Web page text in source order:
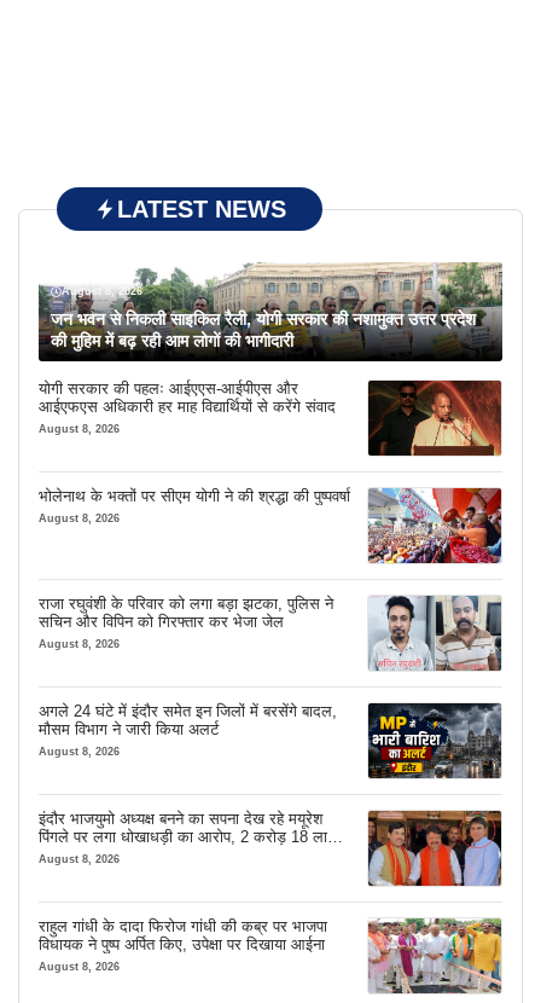
LATEST NEWS
August 8, 2026
जन भवन से निकली साइकिल रैली, योगी सरकार की नशामुक्त उत्तर प्रदेश
की मुहिम में बढ़ रही आम लोगों की भागीदारी
योगी सरकार की पहलः आईएएस-आईपीएस और
आईएफएस अधिकारी हर माह विद्यार्थियों से करेंगे संवाद
August 8, 2026
भोलेनाथ के भक्तों पर सीएम योगी ने की श्रद्धा की पुष्पवर्षा
August 8, 2026
राजा रघुवंशी के परिवार को लगा बड़ा झटका, पुलिस ने
सचिन और विपिन को गिरफ्तार कर भेजा जेल
August 8, 2026
अगले 24 घंटे में इंदौर समेत इन जिलों में बरसेंगे बादल,
मौसम विभाग ने जारी किया अलर्ट
August 8, 2026
इंदौर भाजयुमो अध्यक्ष बनने का सपना देख रहे मयूरेश
पिंगले पर लगा धोखाधड़ी का आरोप, 2 करोड़ 18 लाख
लेने के बाद भी नहीं दिया जमीन का कब्जा
August 8, 2026
राहुल गांधी के दादा फिरोज गांधी की कब्र पर भाजपा
विधायक ने पुष्प अर्पित किए, उपेक्षा पर दिखाया आईना
August 8, 2026